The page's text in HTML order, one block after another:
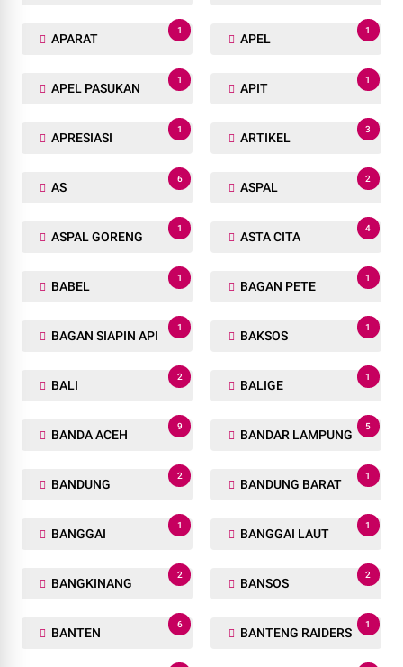
APARAT
1
APEL
1
APEL PASUKAN
1
APIT
1
APRESIASI
1
ARTIKEL
3
AS
6
ASPAL
2
ASPAL GORENG
1
ASTA CITA
4
BABEL
1
BAGAN PETE
1
BAGAN SIAPIN API
1
BAKSOS
1
BALI
2
BALIGE
1
BANDA ACEH
9
BANDAR LAMPUNG
5
BANDUNG
2
BANDUNG BARAT
1
BANGGAI
1
BANGGAI LAUT
1
BANGKINANG
2
BANSOS
2
BANTEN
6
BANTENG RAIDERS
1